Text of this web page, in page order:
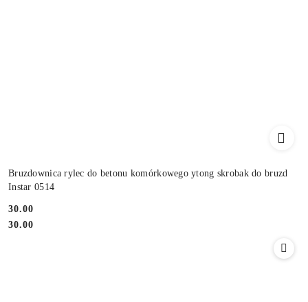
Bruzdownica rylec do betonu komórkowego ytong skrobak do bruzd
Instar 0514
Cena:
30.00
Cena:
30.00